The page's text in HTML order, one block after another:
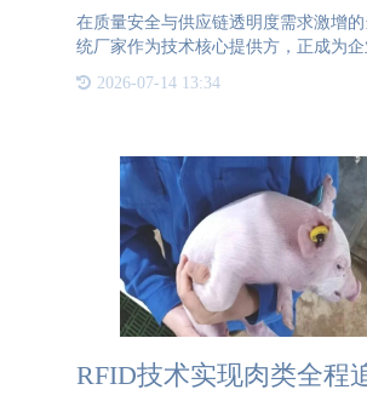
在质量安全与供应链透明度需求激增
统厂家作为技术核心提供方，正成为企
品从原料到消费终端的全程可视化管理
2026-07-14 13:34
RFID技术实现肉类全程